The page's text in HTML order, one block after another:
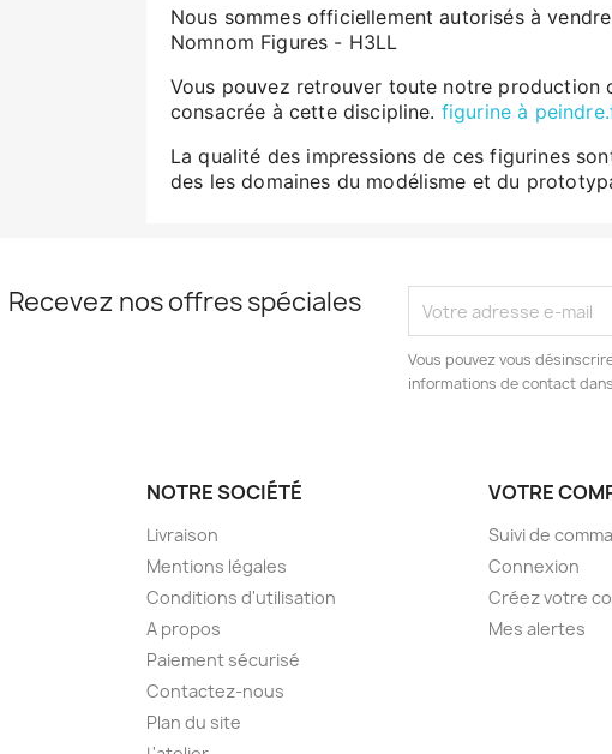
Nous sommes officiellement autorisés à
Nomnom Figures - H3LL
Vous pouvez retrouver toute notre production
consacrée à cette discipline. figurine à
La qualité des impressions de ces figurines
des les domaines du modélisme et du
Recevez nos offres spéciales
Vous pouvez vous
informations de contact
NOTRE SOCIÉTÉ
Livraison
Mentions légales
Conditions d'utilisation
A propos
Paiement sécurisé
Contactez-nous
Plan du site
VOTRE
Suivi de
Connexion
Créez votre
Mes alertes